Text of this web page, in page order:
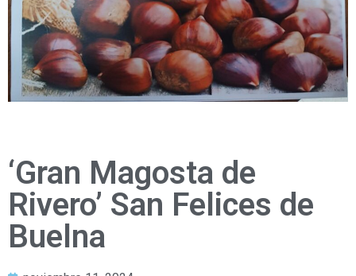
‘Gran Magosta de
Rivero’ San Felices de
Buelna